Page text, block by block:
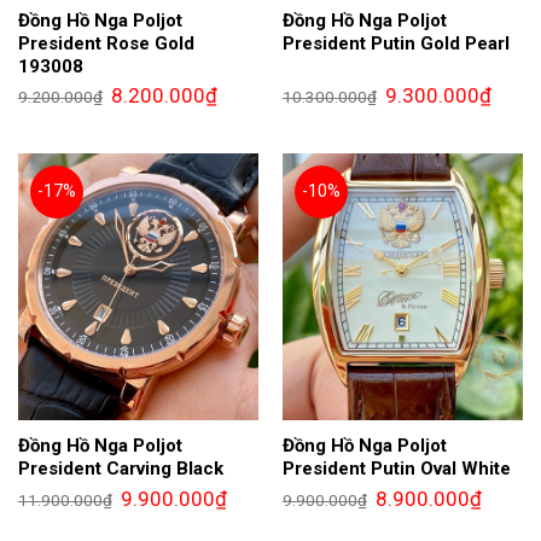
Đồng Hồ Nga Poljot
President Rose Gold
193008
9.200.000₫ Giá
gốc
8.200.000₫Giá
hiện
8.200.000₫.
Đồng Hồ Nga Poljot
President Putin Gold Pearl
10.300.000₫ Giá
gốc
9.300.000₫Giá
hiện
-17%
Đồng Hồ Nga Poljot
President Carving Black
11.900.000₫ Giá
gốc
9.900.000₫Giá
hiện
-10%
Đồng Hồ Nga Poljot
President Putin Oval White
9.900.000₫ Giá
gốc
8.900.000₫Giá
hiện